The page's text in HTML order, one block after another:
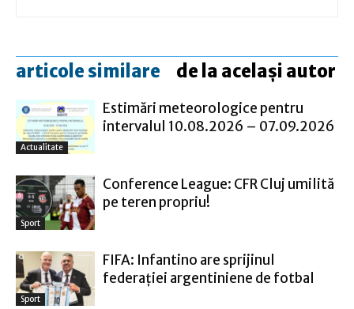
articole similare de la același autor
Actualitate
Estimări meteorologice pentru
intervalul 10.08.2026 – 07.09.2026
Sport
Conference League: CFR Cluj umilită
pe teren propriu!
Sport
FIFA: Infantino are sprijinul
federaţiei argentiniene de fotbal